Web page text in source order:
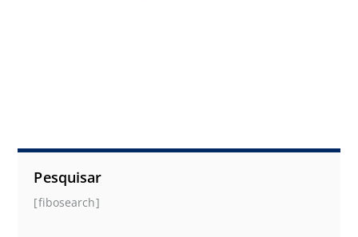
Pesquisar
[fibosearch]